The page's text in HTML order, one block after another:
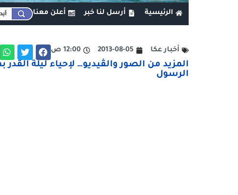
الرئيسية أرسل لنا خبر أعلن معنا
أخبار عكا 2013-08-05 12:00 ص
المزيد من الصور والڤيديو… لإحياء ليلة
الرسول